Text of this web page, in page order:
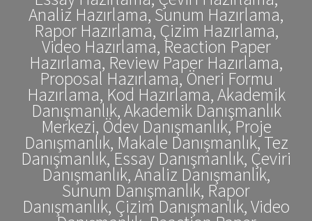
Analiz Hazırlama, Sunum Hazırlama,
Rapor Hazırlama, Çizim Hazırlama,
Video Hazırlama, Reaction Paper
Hazırlama, Review Paper Hazırlama,
Proposal Hazırlama, Öneri Formu
Hazırlama, Kod Hazırlama, Akademik
Danışmanlık, Akademik Danışmanlık
Merkezi, Ödev Danışmanlık, Proje
Danışmanlık, Makale Danışmanlık, Tez
Danışmanlık, Essay Danışmanlık, Çeviri
Danışmanlık, Analiz Danışmanlık,
Sunum Danışmanlık, Rapor
Danışmanlık, Çizim Danışmanlık, Video